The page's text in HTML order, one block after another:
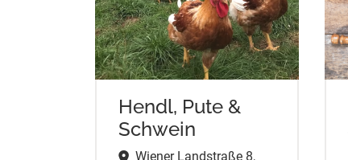
Hendl, Pute &
Schwein
Wiener Landstraße 8,